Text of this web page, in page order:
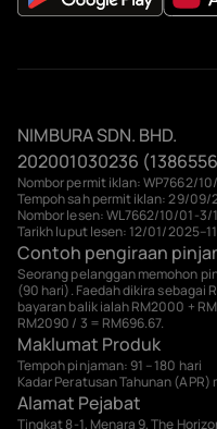
NIMBURA SDN. BHD.
202001030236
Nombor permit iklan: WP7662/
Tempoh sah permit iklan: 29/09/
Nombor lesen: WL7662/10/01-3/
Tarikh luput lesen: 12/01/
Contoh pengiraan
Seorang pelanggan memohon
(90 hari). Faedah dikira sebagai
bayaran balik ialah RM2000 +
RM2090 / 3 = RM696.67.
Maklumat Produk
Tempoh pinjaman: 91 – 180 hari
Kadar Peratusan Tahunan (APR)
Alamat Pejabat
Tingkat 8-1, Menara 9, The